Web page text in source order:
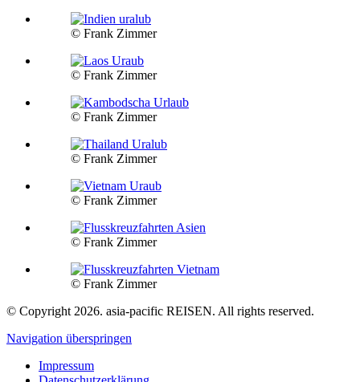
© Frank Zimmer
© Frank Zimmer
© Frank Zimmer
© Frank Zimmer
© Frank Zimmer
© Frank Zimmer
© Frank Zimmer
© Copyright 2026. asia-pacific REISEN. All rights reserved.
Navigation überspringen
Impressum